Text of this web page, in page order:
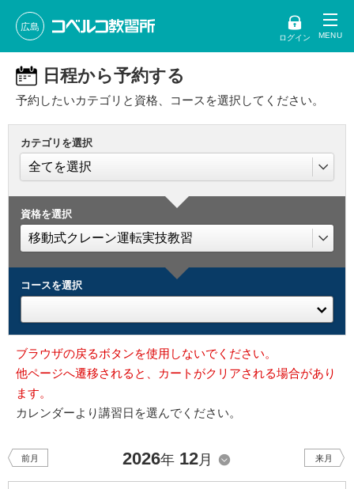
広島
ログイン
日程から予約する
予約したいカテゴリと資格、コースを選択してください。
カテゴリを選択
資格を選択
コースを選択
ブラウザの戻るボタンを使用しないでください。
他ページへ遷移されると、カートがクリアされる場合があり
ます。
カレンダーより講習日を選んでください。
前月 2026年 12月 来月